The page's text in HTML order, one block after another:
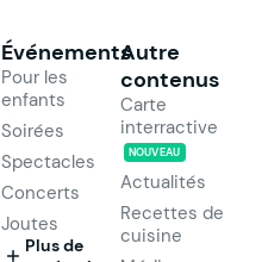
Événements
Pour les
enfants
Soirées
Spectacles
Concerts
Joutes
Plus de
Autre
contenus
Carte
interractive
NOUVEAU
Actualités
Recettes de
cuisine